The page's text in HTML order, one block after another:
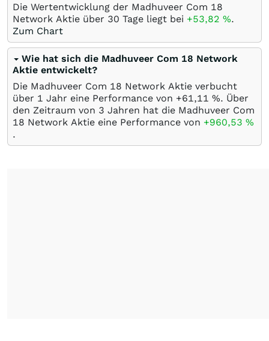
Die Wertentwicklung der Madhuveer Com 18
Network Aktie über 30 Tage liegt bei +53,82 %.
Zum Chart
Wie hat sich die Madhuveer Com 18 Network
Aktie entwickelt?
Die Madhuveer Com 18 Network Aktie verbucht
über 1 Jahr eine Performance von +61,11 %. Über
den Zeitraum von 3 Jahren hat die Madhuveer Com
18 Network Aktie eine Performance von +960,53 %
.